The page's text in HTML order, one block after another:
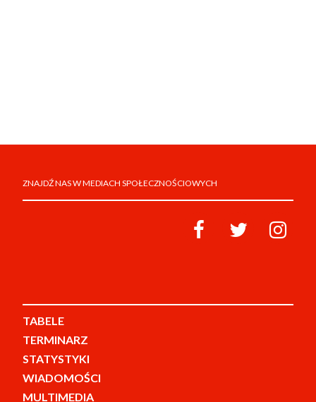
ZNAJDŹ NAS W MEDIACH SPOŁECZNOŚCIOWYCH
TABELE
TERMINARZ
STATYSTYKI
WIADOMOŚCI
MULTIMEDIA